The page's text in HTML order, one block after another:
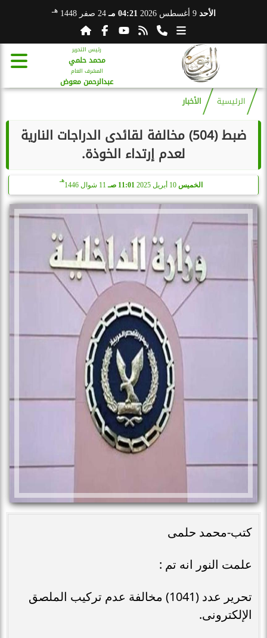
الأحد 9 أغسطس 2026 04:21 مـ 24 صفر 1448 هـ
رئيس التحرير
محمد حلمي
المشرف العام
عبدالرحمن معوض
الرئيسية الأخبار
ضبط (504) مخالفة لقائدى الدراجات النارية
لعدم إرتداء الخوذة.
الخميس 11:01 صـ 11 شوال 1446
هـ
كتب-محمد حلمى
علمت النور انه تم :
تحرير عدد (1041) مخالفة عدم تركيب الملصق
الإلكترونى.